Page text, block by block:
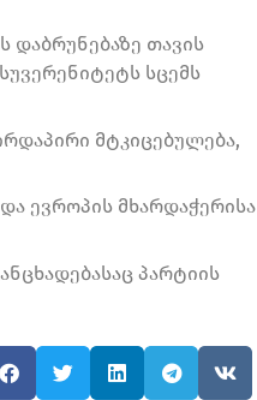
დაბრუნებაზე თავის
სცემს
მტკიცებულება,
ევროპის მხარდაჭერისა
პარტიის